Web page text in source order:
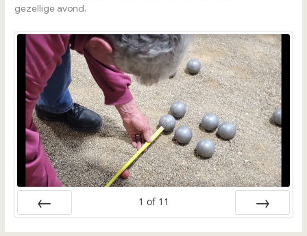
gezellige avond.
1 of 11